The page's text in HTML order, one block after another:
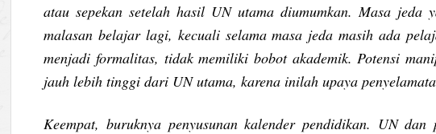
atau sepekan setelah hasil UN utama diumumkan. Masa jeda
malasan belajar lagi, kecuali selama masa jeda masih ada
menjadi formalitas, tidak memiliki bobot akademik. Potensi
jauh lebih tinggi dari UN utama, karena inilah upaya
Keempat, buruknya penyusunan kalender pendidikan. UN